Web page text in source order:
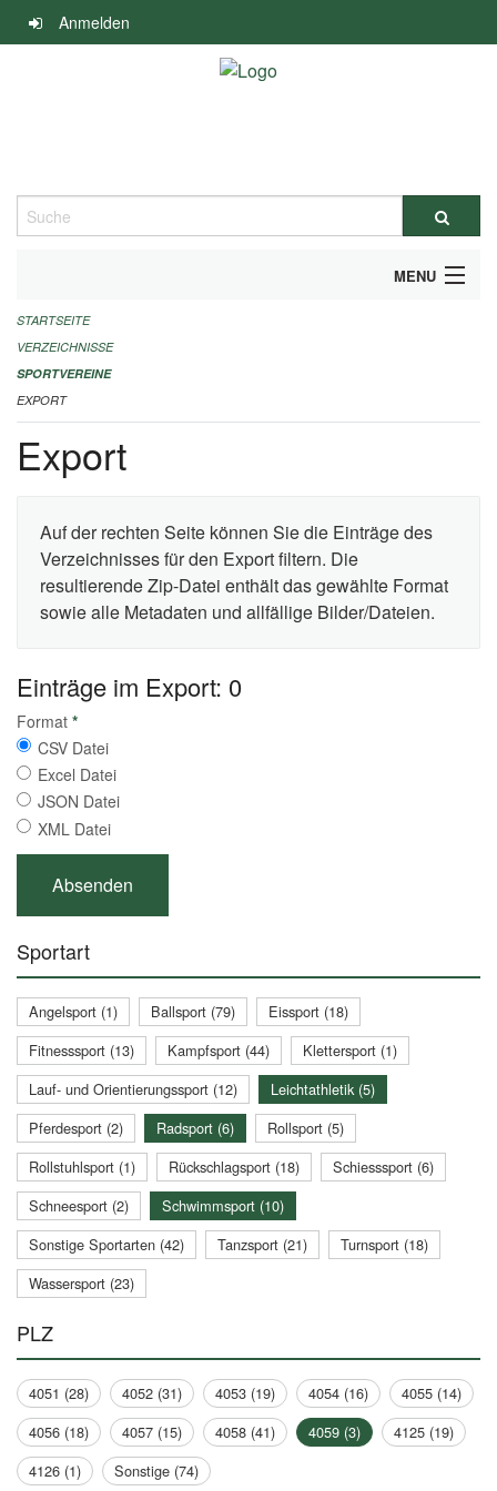
Navigation
überspringen
Anmelden
Suche
MENU
ALLGEMEINE INFORMATIONEN
FINANZIELLE UNTERSTÜTZUNG BENÖTIGT?
KONTAKT
STARTSEITE
VERZEICHNISSE
SPORTVEREINE
EXPORT
Export
Auf der rechten Seite können Sie die Einträge des
Verzeichnisses für den Export filtern. Die
resultierende Zip-Datei enthält das gewählte Format
sowie alle Metadaten und allfällige Bilder/Dateien.
Einträge im Export: 0
Format *
CSV Datei
Excel Datei
JSON Datei
XML Datei
Sportart
Angelsport (1) Ballsport (79)
Eissport (18)
Fitnesssport (13)
Kampfsport (44)
Klettersport (1)
Lauf- und Orientierungssport (12)
Leichtathletik (5)
Pferdesport (2)
Radsport (6)
Rollsport (5)
Rollstuhlsport (1)
Rückschlagsport (18)
Schiesssport (6)
Schneesport (2)
Schwimmsport (10)
Sonstige Sportarten (42)
Tanzsport (21)
Turnsport (18)
Wassersport (23)
PLZ
4051 (28) 4052 (31) 4053 (19) 4054 (16)
4055 (14)
4056 (18)
4057 (15) 4058 (41) 4059 (3)
4125 (19)
4126 (1)
Sonstige (74)